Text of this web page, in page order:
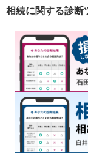
相続に関する診断